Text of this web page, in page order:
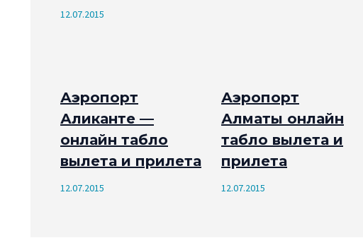
12.07.2015
Аэропорт
Аликанте —
онлайн табло
вылета и прилета
12.07.2015
Аэропорт
Алматы онлайн
табло вылета и
прилета
12.07.2015